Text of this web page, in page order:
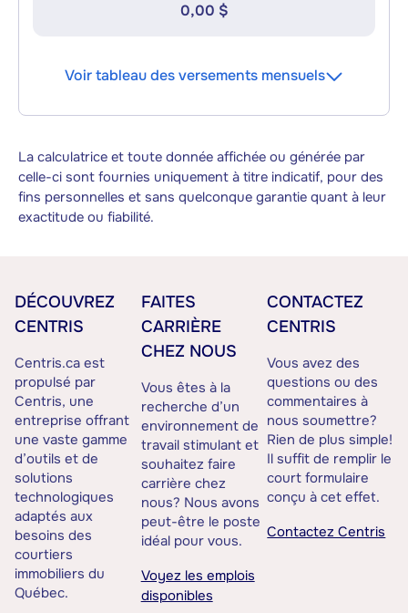
0,00 $
Voir tableau des versements mensuels
La calculatrice et toute donnée affichée ou générée par
celle-ci sont fournies uniquement à titre indicatif, pour des
fins personnelles et sans quelconque garantie quant à leur
exactitude ou fiabilité.
DÉCOUVREZ
CENTRIS
Centris.ca est
propulsé par
Centris, une
entreprise offrant
une vaste gamme
d’outils et de
solutions
technologiques
adaptés aux
besoins des
courtiers
immobiliers du
Québec.
FAITES
CARRIÈRE
CHEZ NOUS
Vous êtes à la
recherche d’un
environnement de
travail stimulant et
souhaitez faire
carrière chez
nous? Nous avons
peut-être le poste
idéal pour vous.
Voyez les emplois
disponibles
CONTACTEZ
CENTRIS
Vous avez des
questions ou des
commentaires à
nous soumettre?
Rien de plus simple!
Il suffit de remplir le
court formulaire
conçu à cet effet.
Contactez Centris